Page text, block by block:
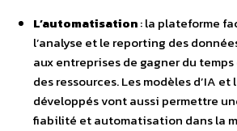
L’automatisation: la plateforme
l’analyse et le reporting des
aux entreprises de gagner du
des ressources. Les modèles d’IA
développés vont aussi permettre
fiabilité et automatisation dans la